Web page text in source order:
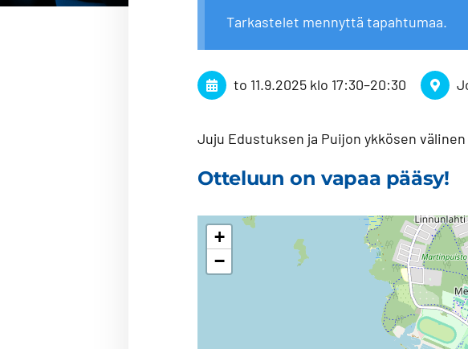
Tarkastelet mennyttä tapahtumaa.
to 11.9.2025 klo 17:30–20:30
Juju Edustuksen ja Puijon ykkösen
Otteluun on vapaa pääsy!
+
−